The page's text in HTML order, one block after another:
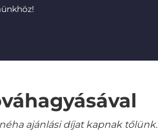
ajánlási díjat kapnak tőlünk.